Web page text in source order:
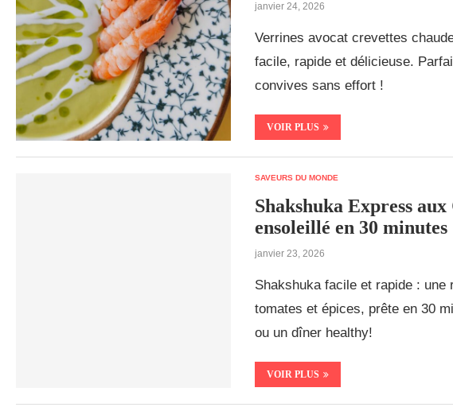
janvier 24, 2026
Verrines avocat crevettes
facile, rapide et délicieuse.
convives sans effort !
VOIR PLUS
SAVEURS DU MONDE
Shakshuka Express
ensoleillé en 30 minutes
janvier 23, 2026
Shakshuka facile et rapide :
tomates et épices, prête en 30
ou un dîner healthy!
VOIR PLUS